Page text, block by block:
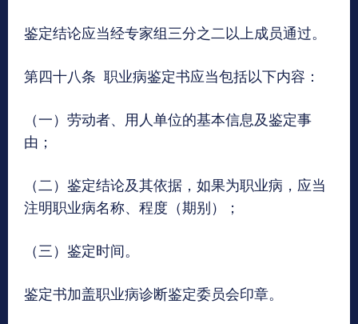
鉴定结论应当经专家组三分之二以上成员通过。
第四十八条 职业病鉴定书应当包括以下内容：
（一）劳动者、用人单位的基本信息及鉴定事
由；
（二）鉴定结论及其依据，如果为职业病，应当
注明职业病名称、程度（期别）；
（三）鉴定时间。
鉴定书加盖职业病诊断鉴定委员会印章。